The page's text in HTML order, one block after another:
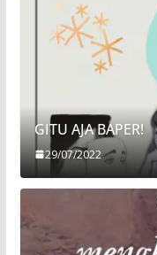
GITU AJA BAPER!
29/07/2022